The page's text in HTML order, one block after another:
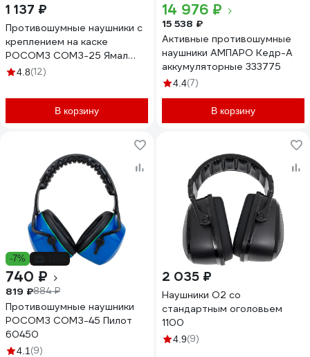
1 137 ₽
Противошумные наушники с
креплением на каске
РОСОМЗ СОМЗ-25 Ямал
60254
4.8(12)
В корзину
14 976 ₽
15 538 ₽
Активные противошумные
наушники АМПАРО Кедр-А
аккумуляторные 333775
4.4(7)
В корзину
-7%
740 ₽
819 ₽884 ₽
Противошумные наушники
РОСОМЗ СОМЗ-45 Пилот
60450
4.1 (9)
2 035 ₽
Наушники О2 со
стандартным оголовьем
1100
4.9(9)